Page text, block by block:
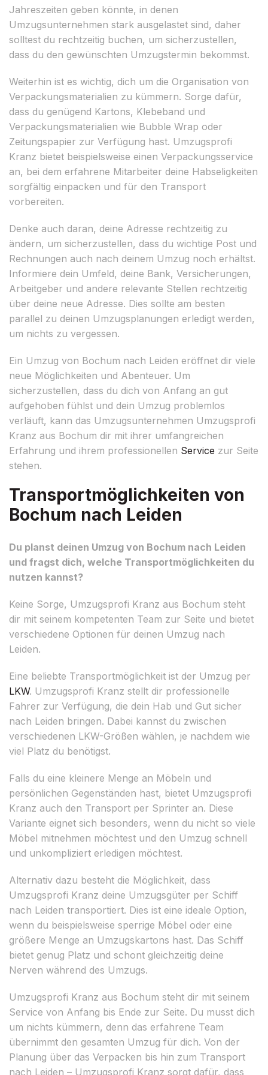
Jahreszeiten geben könnte, in denen
Umzugsunternehmen stark ausgelastet sind, daher
solltest du rechtzeitig buchen, um sicherzustellen,
dass du den gewünschten Umzugstermin bekommst.
Weiterhin ist es wichtig, dich um die Organisation von
Verpackungsmaterialien zu kümmern. Sorge dafür,
dass du genügend Kartons, Klebeband und
Verpackungsmaterialien wie Bubble Wrap oder
Zeitungspapier zur Verfügung hast. Umzugsprofi
Kranz bietet beispielsweise einen Verpackungsservice
an, bei dem erfahrene Mitarbeiter deine Habseligkeiten
sorgfältig einpacken und für den Transport
vorbereiten.
Denke auch daran, deine Adresse rechtzeitig zu
ändern, um sicherzustellen, dass du wichtige Post und
Rechnungen auch nach deinem Umzug noch erhältst.
Informiere dein Umfeld, deine Bank, Versicherungen,
Arbeitgeber und andere relevante Stellen rechtzeitig
über deine neue Adresse. Dies sollte am besten
parallel zu deinen Umzugsplanungen erledigt werden,
um nichts zu vergessen.
Ein Umzug von Bochum nach Leiden eröffnet dir viele
neue Möglichkeiten und Abenteuer. Um
sicherzustellen, dass du dich von Anfang an gut
aufgehoben fühlst und dein Umzug problemlos
verläuft, kann das Umzugsunternehmen Umzugsprofi
Kranz aus Bochum dir mit ihrer umfangreichen
Erfahrung und ihrem professionellen Service zur Seite
stehen.
Transportmöglichkeiten von
Bochum nach Leiden
Du planst deinen Umzug von Bochum nach Leiden
und fragst dich, welche Transportmöglichkeiten du
nutzen kannst?
Keine Sorge, Umzugsprofi Kranz aus Bochum steht
dir mit seinem kompetenten Team zur Seite und bietet
verschiedene Optionen für deinen Umzug nach
Leiden.
Eine beliebte Transportmöglichkeit ist der Umzug per
LKW. Umzugsprofi Kranz stellt dir professionelle
Fahrer zur Verfügung, die dein Hab und Gut sicher
nach Leiden bringen. Dabei kannst du zwischen
verschiedenen LKW-Größen wählen, je nachdem wie
viel Platz du benötigst.
Falls du eine kleinere Menge an Möbeln und
persönlichen Gegenständen hast, bietet Umzugsprofi
Kranz auch den Transport per Sprinter an. Diese
Variante eignet sich besonders, wenn du nicht so viele
Möbel mitnehmen möchtest und den Umzug schnell
und unkompliziert erledigen möchtest.
Alternativ dazu besteht die Möglichkeit, dass
Umzugsprofi Kranz deine Umzugsgüter per Schiff
nach Leiden transportiert. Dies ist eine ideale Option,
wenn du beispielsweise sperrige Möbel oder eine
größere Menge an Umzugskartons hast. Das Schiff
bietet genug Platz und schont gleichzeitig deine
Nerven während des Umzugs.
Umzugsprofi Kranz aus Bochum steht dir mit seinem
Service von Anfang bis Ende zur Seite. Du musst dich
um nichts kümmern, denn das erfahrene Team
übernimmt den gesamten Umzug für dich. Von der
Planung über das Verpacken bis hin zum Transport
nach Leiden – Umzugsprofi Kranz sorgt dafür, dass